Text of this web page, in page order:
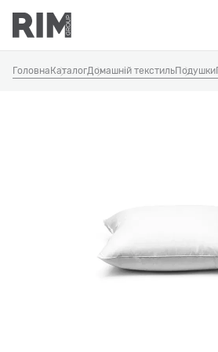
Головна КаталогДомашній текстильПодушки